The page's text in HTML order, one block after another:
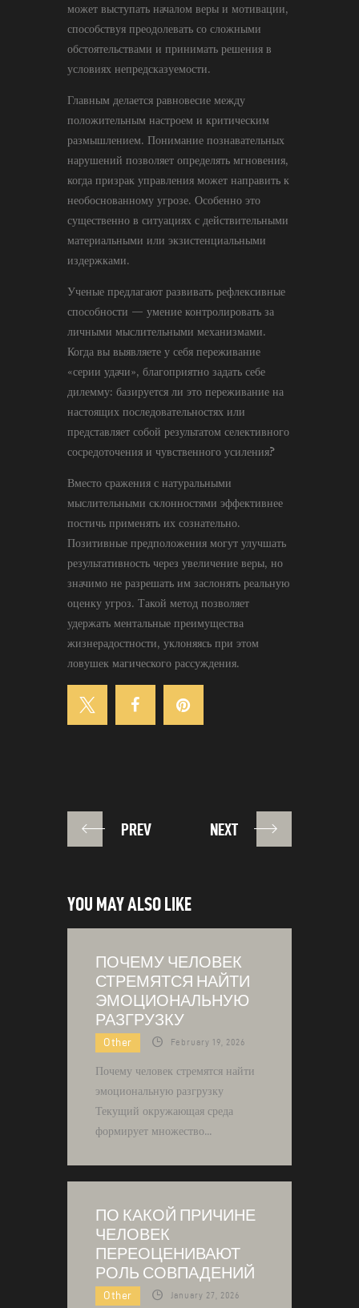
может выступать началом веры и мотивации,
способствуя преодолевать со сложными
обстоятельствами и принимать решения в
условиях непредсказуемости.
Главным делается равновесие между
положительным настроем и критическим
размышлением. Понимание познавательных
нарушений позволяет определять мгновения,
когда призрак управления может направить к
необоснованному угрозе. Особенно это
существенно в ситуациях с действительными
материальными или экзистенциальными
издержками.
Ученые предлагают развивать рефлексивные
способности — умение контролировать за
личными мыслительными механизмами.
Когда вы выявляете у себя переживание
«серии удачи», благоприятно задать себе
дилемму: базируется ли это переживание на
настоящих последовательностях или
представляет собой результатом селективного
сосредоточения и чувственного усиления?
Вместо сражения с натуральными
мыслительными склонностями эффективнее
постичь применять их сознательно.
Позитивные предположения могут улучшать
результативность через увеличение веры, но
значимо не разрешать им заслонять реальную
оценку угроз. Такой метод позволяет
удержать ментальные преимущества
жизнерадостности, уклоняясь при этом
ловушек магического рассуждения.
PREV NEXT
YOU MAY ALSO LIKE
ПОЧЕМУ ЧЕЛОВЕК
СТРЕМЯТСЯ НАЙТИ
ЭМОЦИОНАЛЬНУЮ
РАЗГРУЗКУ
Other February 19, 2026
Почему человек стремятся найти
эмоциональную разгрузку
Текущий окружающая среда
формирует множество…
ПО КАКОЙ ПРИЧИНЕ
ЧЕЛОВЕК
ПЕРЕОЦЕНИВАЮТ
РОЛЬ СОВПАДЕНИЙ
Other January 27, 2026